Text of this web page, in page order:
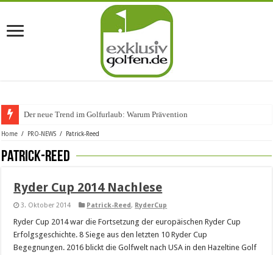
Der neue Trend im Golfurlaub: Warum Prävention den
Home / PRO-NEWS / Patrick-Reed
Patrick-Reed
Ryder Cup 2014 Nachlese
3. Oktober 2014 Patrick-Reed, RyderCup
Ryder Cup 2014 war die Fortsetzung der europäischen Ryder Cup
Erfolgsgeschichte. 8 Siege aus den letzten 10 Ryder Cup
Begegnungen. 2016 blickt die Golfwelt nach USA in den Hazeltine Golf